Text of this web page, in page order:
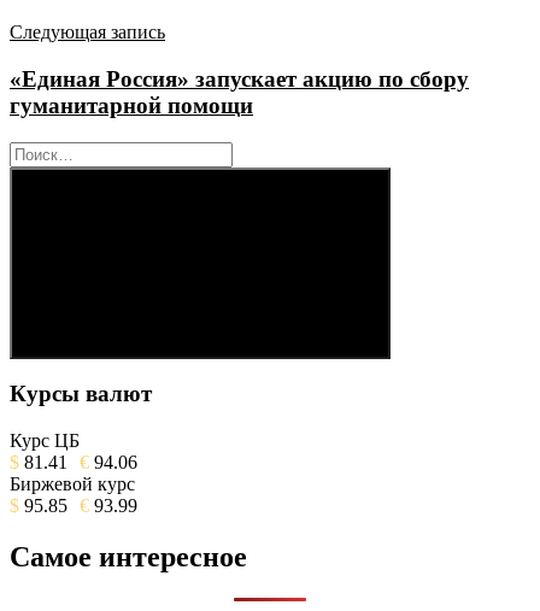
Следующая запись
«Единая Россия» запускает акцию по сбору
гуманитарной помощи
Найти:
Поиск
Курсы валют
Курс ЦБ
$ 81.41 € 94.06
Биржевой курс
$ 95.85 € 93.99
Самое интересное